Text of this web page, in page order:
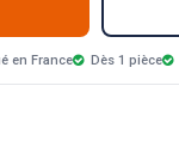
en France Dès 1 pièce